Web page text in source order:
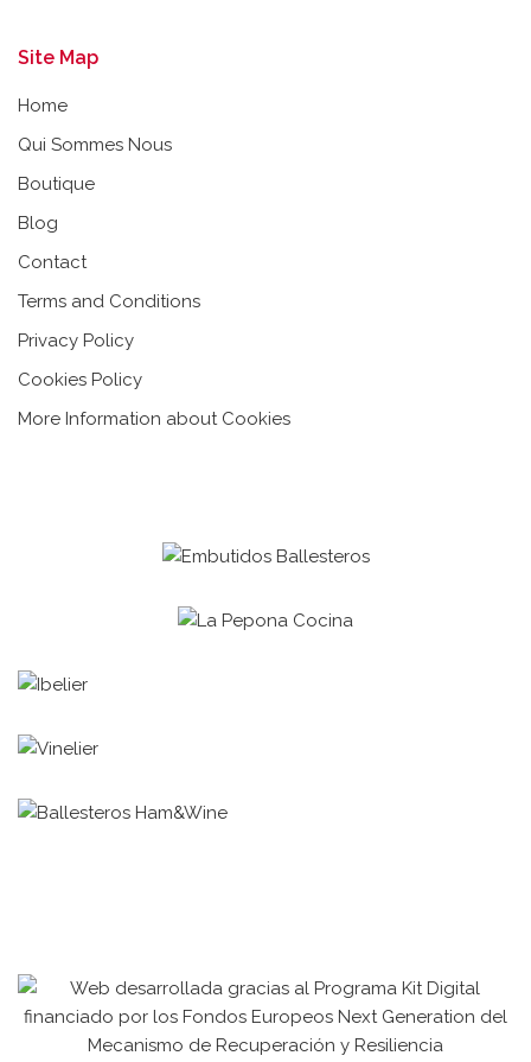
Site Map
Home
Qui Sommes Nous
Boutique
Blog
Contact
Terms and Conditions
Privacy Policy
Cookies Policy
More Information about Cookies